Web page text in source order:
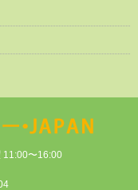
11:00〜16:00